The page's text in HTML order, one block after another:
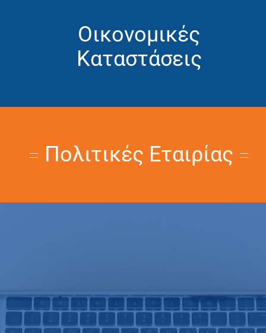
Οικονομικές
Καταστάσεις
Πολιτικές Εταιρίας